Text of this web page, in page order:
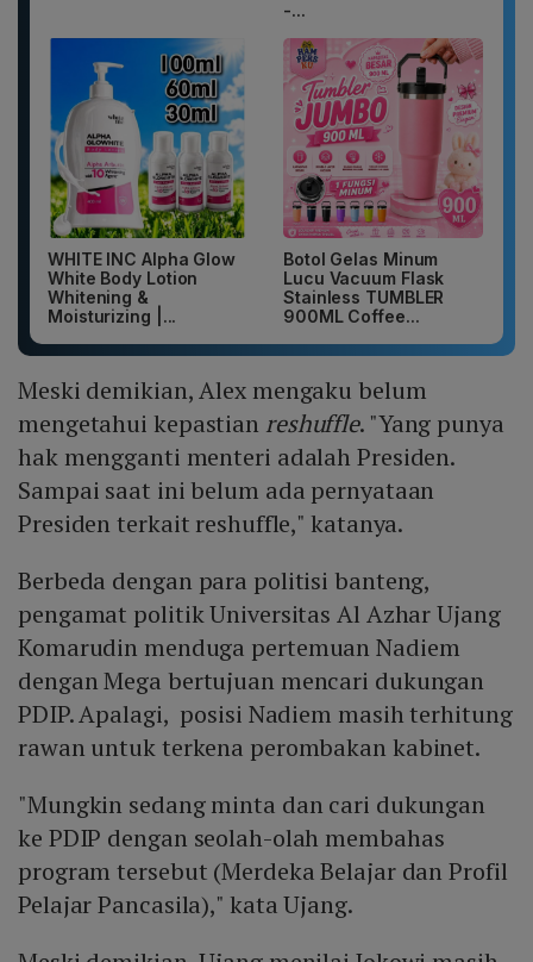
-...
WHITE INC Alpha Glow
White Body Lotion
Whitening &
Moisturizing |...
Botol Gelas Minum
Lucu Vacuum Flask
Stainless TUMBLER
900ML Coffee...
Meski demikian, Alex mengaku belum
mengetahui kepastian reshuffle. "Yang punya
hak mengganti menteri adalah Presiden.
Sampai saat ini belum ada pernyataan
Presiden terkait reshuffle," katanya.
Berbeda dengan para politisi banteng,
pengamat politik Universitas Al Azhar Ujang
Komarudin menduga pertemuan Nadiem
dengan Mega bertujuan mencari dukungan
PDIP. Apalagi, posisi Nadiem masih terhitung
rawan untuk terkena perombakan kabinet.
"Mungkin sedang minta dan cari dukungan
ke PDIP dengan seolah-olah membahas
program tersebut (Merdeka Belajar dan Profil
Pelajar Pancasila)," kata Ujang.